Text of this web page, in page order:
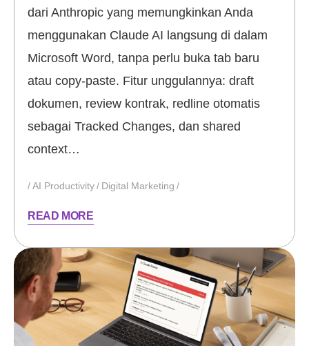
dari Anthropic yang memungkinkan Anda
menggunakan Claude AI langsung di dalam
Microsoft Word, tanpa perlu buka tab baru
atau copy-paste. Fitur unggulannya: draft
dokumen, review kontrak, redline otomatis
sebagai Tracked Changes, dan shared
context…
AI Productivity Digital Marketing
READ MORE